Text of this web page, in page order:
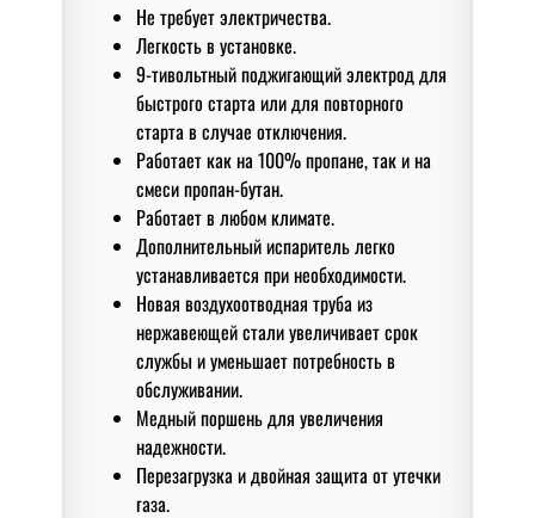
Не требует электричества.
Легкость в установке.
9-тивольтный поджигающий электрод для
быстрого старта или для повторного
старта в случае отключения.
Работает как на 100% пропане, так и на
смеси пропан-бутан.
Работает в любом климате.
Дополнительный испаритель легко
устанавливается при необходимости.
Новая воздухоотводная труба из
нержавеющей стали увеличивает срок
службы и уменьшает потребность в
обслуживании.
Медный поршень для увеличения
надежности.
Перезагрузка и двойная защита от утечки
газа.